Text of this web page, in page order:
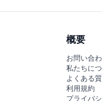
概要
お問い合
私たちに
よくある
利用規約
プライバ